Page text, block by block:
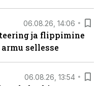
06.08.26, 14:06
ja flippimine
sellesse
06.08.26, 13:54